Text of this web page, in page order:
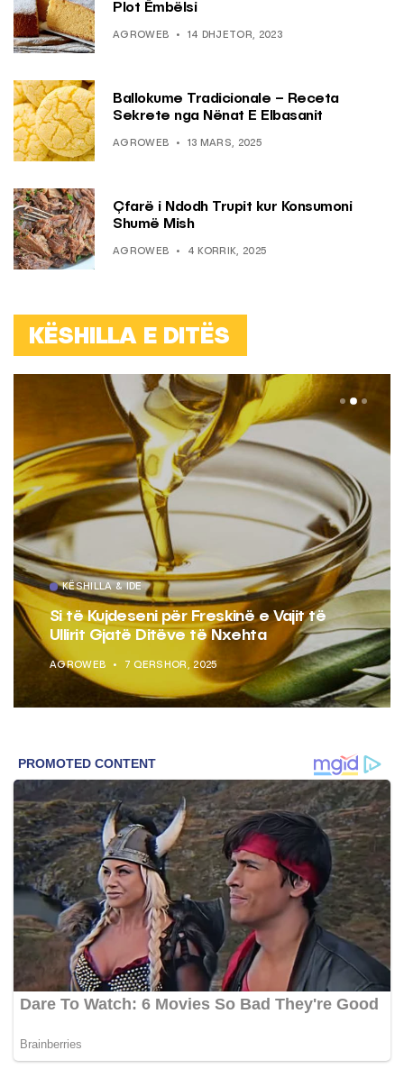
Plot Ëmbëlsi
AGROWEB 14 DHJETOR, 2023
Ballokume Tradicionale – Receta
Sekrete nga Nënat E Elbasanit
AGROWEB 13 MARS, 2025
Çfarë i Ndodh Trupit kur Konsumoni
Shumë Mish
AGROWEB 4 KORRIK, 2025
KËSHILLA E DITËS
KËSHILLA & IDE
Si të Kujdeseni për Freskinë e Vajit të
Ullirit Gjatë Ditëve të Nxehta
AGROWEB 7 QERSHOR, 2025